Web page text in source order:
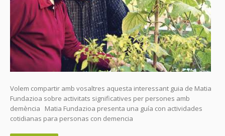
Volem compartir amb vosaltres aquesta interessant guia de Matia
Fundazioa sobre activitats significatives per persones amb
demència Matia Fundazioa presenta una guía con actividades
cotidianas para personas con demencia